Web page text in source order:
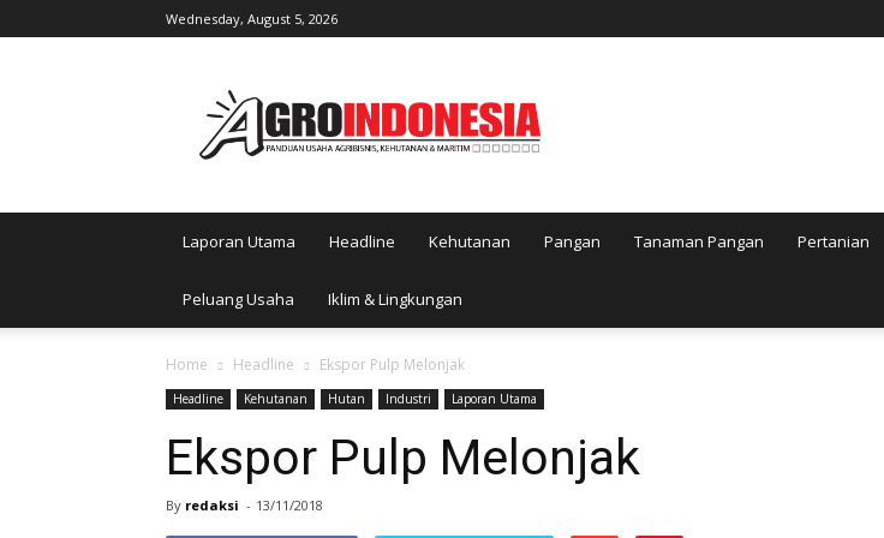
Wednesday, August 5, 2026
Laporan Utama Headline Kehutanan Pangan Tanaman Pangan Pertanian
Peluang Usaha Iklim & Lingkungan
Home Headline Ekspor Pulp Melonjak
Headline Kehutanan Hutan Industri Laporan Utama
Ekspor Pulp Melonjak
By redaksi - 13/11/2018